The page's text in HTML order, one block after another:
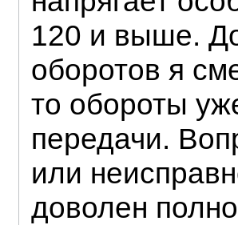
120 и выше.
оборотов я
то обороты
передачи.
или
доволен